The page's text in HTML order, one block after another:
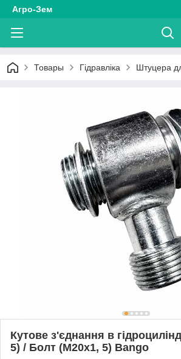
Агро-Зем
Товары Гідравліка Штуцера
Кутове з'єднання в
5) / Болт (М20х1, 5) Bango